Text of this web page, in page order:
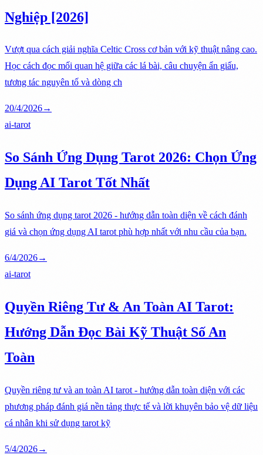
Nghiệp [2026]
Vượt qua cách giải nghĩa Celtic Cross cơ bản với kỹ thuật nâng cao.
Học cách đọc mối quan hệ giữa các lá bài, câu chuyện ẩn giấu,
tương tác nguyên tố và dòng ch
20/4/2026→
ai-tarot
So Sánh Ứng Dụng Tarot 2026: Chọn Ứng
Dụng AI Tarot Tốt Nhất
So sánh ứng dụng tarot 2026 - hướng dẫn toàn diện về cách đánh
giá và chọn ứng dụng AI tarot phù hợp nhất với nhu cầu của bạn.
6/4/2026→
ai-tarot
Quyền Riêng Tư & An Toàn AI Tarot:
Hướng Dẫn Đọc Bài Kỹ Thuật Số An
Toàn
Quyền riêng tư và an toàn AI tarot - hướng dẫn toàn diện với các
phương pháp đánh giá nền tảng thực tế và lời khuyên bảo vệ dữ liệu
cá nhân khi sử dụng tarot kỹ
5/4/2026→